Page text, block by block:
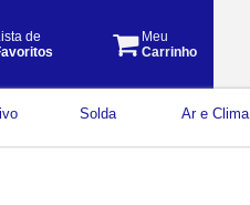
de
Meu
Carrinho
Solda Ar e Clima